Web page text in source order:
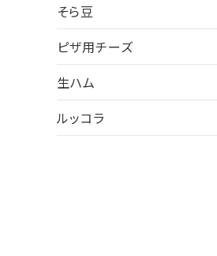
そら豆
ピザ用チーズ
生ハム
ルッコラ